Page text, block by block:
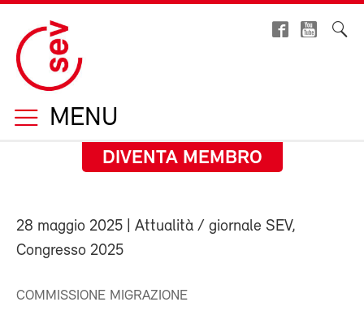
MENU
DIVENTA MEMBRO
28 maggio 2025 | Attualità / giornale SEV,
Congresso 2025
COMMISSIONE MIGRAZIONE